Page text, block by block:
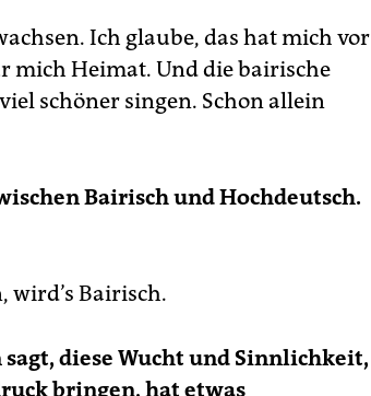
Ich glaube, das hat mich vor
mich Heimat. Und die bairische
schöner singen. Schon allein
Bairisch und Hochdeutsch.
Bairisch.
diese Wucht und Sinnlichkeit,
bringen, hat etwas